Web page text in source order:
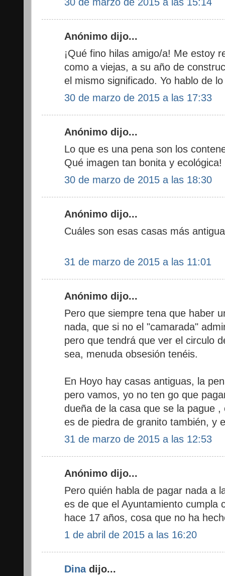
Anónimo dijo...
¡Qué fino hilas amigo/a! Me estoy
como a viejas, a su año de
el mismo significado. Yo hablo de
30 de marzo de 2015 a las 17:33
Anónimo dijo...
Lo que es una pena son los
Qué imagen tan bonita y ecológica!
30 de marzo de 2015 a las 18:30
Anónimo dijo...
Cuáles son esas casas más
31 de marzo de 2015 a las 11:01
Anónimo dijo...
Pero que siempre tena que haber
nada, que si no el "camarada"
pero que tendrá que ver el circulo
sea, menuda obsesión tenéis.
En Hoyo hay casas antiguas, la
pero vamos, yo no ten go que
dueña de la casa que se la pague
es de piedra de granito también, y
31 de marzo de 2015 a las 12:53
Anónimo dijo...
Pero quién habla de pagar nada a
es de que el Ayuntamiento cumpla
hace 17 años, cosa que no ha
1 de abril de 2015 a las 16:20
Dinadijo...